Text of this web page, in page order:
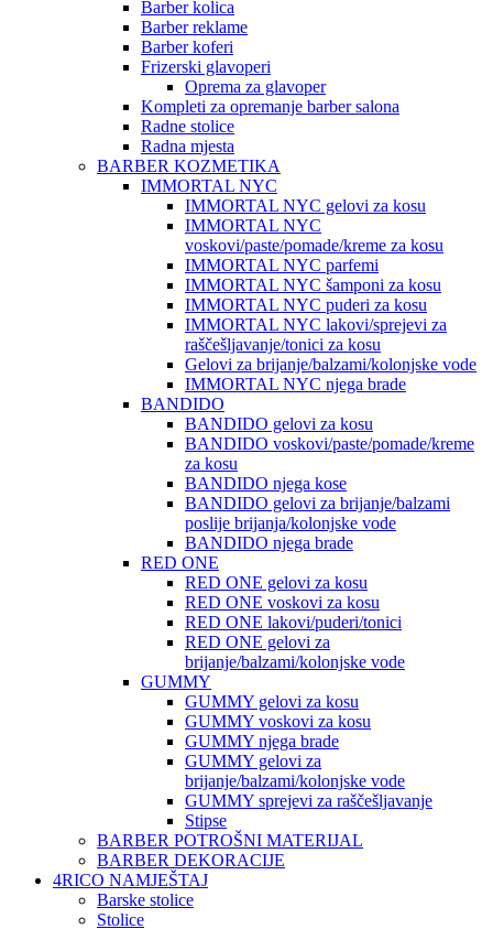
Barber kolica
Barber reklame
Barber koferi
Frizerski glavoperi
Oprema za glavoper
Kompleti za opremanje barber salona
Radne stolice
Radna mjesta
BARBER KOZMETIKA
IMMORTAL NYC
IMMORTAL NYC gelovi za kosu
IMMORTAL NYC
voskovi/paste/pomade/kreme za kosu
IMMORTAL NYC parfemi
IMMORTAL NYC šamponi za kosu
IMMORTAL NYC puderi za kosu
IMMORTAL NYC lakovi/sprejevi za
raščešljavanje/tonici za kosu
Gelovi za brijanje/balzami/kolonjske vode
IMMORTAL NYC njega brade
BANDIDO
BANDIDO gelovi za kosu
BANDIDO voskovi/paste/pomade/kreme
za kosu
BANDIDO njega kose
BANDIDO gelovi za brijanje/balzami
poslije brijanja/kolonjske vode
BANDIDO njega brade
RED ONE
RED ONE gelovi za kosu
RED ONE voskovi za kosu
RED ONE lakovi/puderi/tonici
RED ONE gelovi za
brijanje/balzami/kolonjske vode
GUMMY
GUMMY gelovi za kosu
GUMMY voskovi za kosu
GUMMY njega brade
GUMMY gelovi za
brijanje/balzami/kolonjske vode
GUMMY sprejevi za raščešljavanje
Stipse
BARBER POTROŠNI MATERIJAL
BARBER DEKORACIJE
4RICO NAMJEŠTAJ
Barske stolice
Stolice